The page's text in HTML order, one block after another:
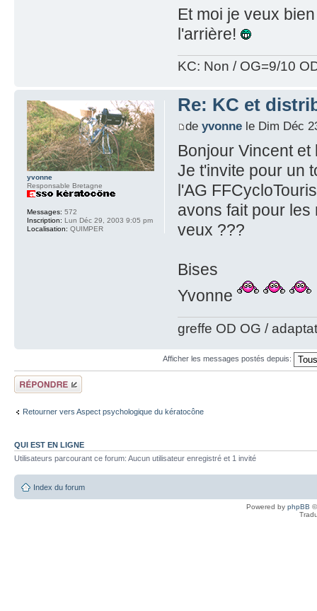
Et moi je veux
l'arrière!
KC: Non / OG=9/10
Re: KC et
de yvonnele Dim Déc
Bonjour Vincent et
Je t'invite pour un
l'AG
avons fait pour les
veux ???
Bises
Yvonne
greffe OD OG /
yvonne
Responsable Bretagne
Messages: 572
Inscription: Lun Déc 29, 2003 9:05 pm
Localisation: QUIMPER
Afficher les messages postés depuis:
Répondre
Retourner vers Aspect psychologique du kératocône
QUI EST EN LIGNE
Utilisateurs parcourant ce forum: Aucun utilisateur enregistré et 1 invité
Index du forum
Powered by phpBB